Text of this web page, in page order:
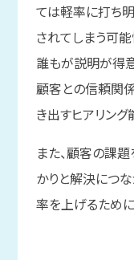
ては軽率に打ち
されてしまう可
誰もが説明が得
顧客との信頼関
き出すヒアリング
また、顧客の課
かりと解決につ
率を上げるため